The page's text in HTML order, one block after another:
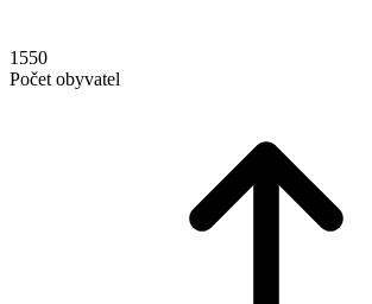
1550
Počet obyvatel